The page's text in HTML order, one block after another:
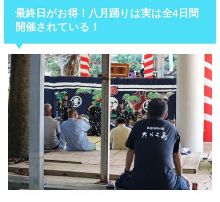
最終日がお得！八月踊りは実は全4日間
開催されている！